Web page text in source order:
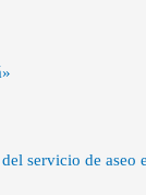
servicio de